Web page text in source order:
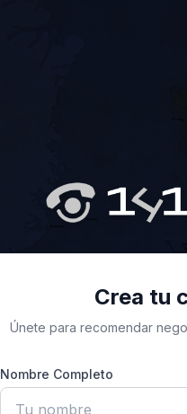
Crea tu
Únete para recomendar
Nombre Completo